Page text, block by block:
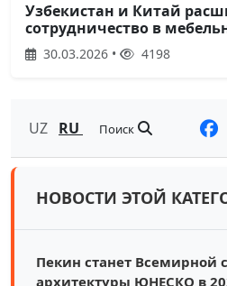
Узбекистан и Китай
сотрудничество в
30.03.2026 • 4198
UZ RU Поиск
НОВОСТИ ЭТОЙ
Пекин станет Всемирной
архитектуры ЮНЕСКО в